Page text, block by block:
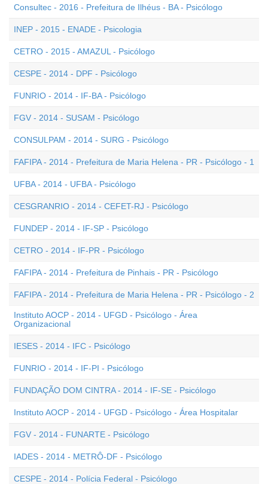
Consultec - 2016 - Prefeitura de Ilhéus - BA - Psicólogo
INEP - 2015 - ENADE - Psicologia
CETRO - 2015 - AMAZUL - Psicólogo
CESPE - 2014 - DPF - Psicólogo
FUNRIO - 2014 - IF-BA - Psicólogo
FGV - 2014 - SUSAM - Psicólogo
CONSULPAM - 2014 - SURG - Psicólogo
FAFIPA - 2014 - Prefeitura de Maria Helena - PR - Psicólogo - 1
UFBA - 2014 - UFBA - Psicólogo
CESGRANRIO - 2014 - CEFET-RJ - Psicólogo
FUNDEP - 2014 - IF-SP - Psicólogo
CETRO - 2014 - IF-PR - Psicólogo
FAFIPA - 2014 - Prefeitura de Pinhais - PR - Psicólogo
FAFIPA - 2014 - Prefeitura de Maria Helena - PR - Psicólogo - 2
Instituto AOCP - 2014 - UFGD - Psicólogo - Área
Organizacional
IESES - 2014 - IFC - Psicólogo
FUNRIO - 2014 - IF-PI - Psicólogo
FUNDAÇÃO DOM CINTRA - 2014 - IF-SE - Psicólogo
Instituto AOCP - 2014 - UFGD - Psicólogo - Área Hospitalar
FGV - 2014 - FUNARTE - Psicólogo
IADES - 2014 - METRÔ-DF - Psicólogo
CESPE - 2014 - Polícia Federal - Psicólogo